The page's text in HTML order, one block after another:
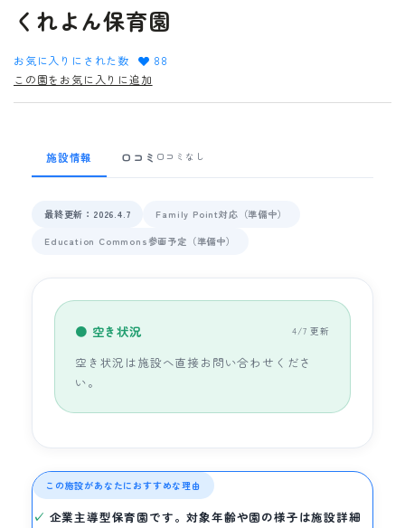
くれよん保育園
お気に入りにされた数
88
この園をお気に入りに追加
施設情報 口コミ 口コミなし
最終更新：2026.4.7
Family Point対応（準備中）
Education Commons参画予定（準備中）
● 空き状況 4/7 更新
空き状況は施設へ直接お問い合わせくださ
い。
この施設があなたにおすすめな理由
企業主導型保育園です。対象年齢や園の様子は施設詳細